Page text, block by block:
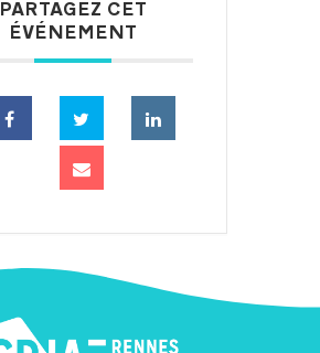
PARTAGEZ CET
ÉVÉNEMENT